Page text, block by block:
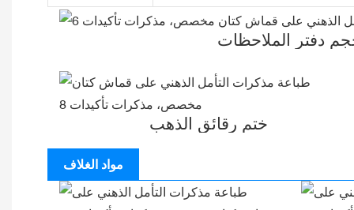
دفتر الملاحظات
ختم رقائق الذهب
مواد الغلاف